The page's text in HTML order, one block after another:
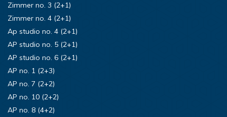
Zimmer no. 3 (2+1)
Zimmer no. 4 (2+1)
Ap studio no. 4 (2+1)
AP studio no. 5 (2+1)
AP studio no. 6 (2+1)
AP no. 1 (2+3)
AP no. 7 (2+2)
AP no. 10 (2+2)
AP no. 8 (4+2)